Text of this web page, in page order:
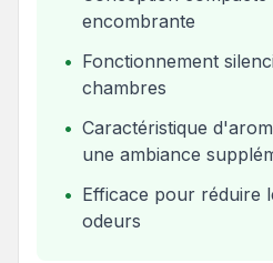
encombrante
• Fonctionnement
chambres
• Caractéristique
une ambiance
• Efficace pour réduire
odeurs